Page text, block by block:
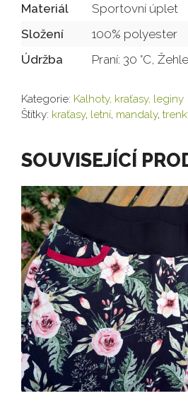
Materiál
Sportovní úplet
Složení
100% polyester
Údržba
Praní: 30 °C,
Kategorie: Kalhoty, kraťasy, leginy
Štítky: kraťasy, letní, mandaly,
SOUVISEJÍCÍ